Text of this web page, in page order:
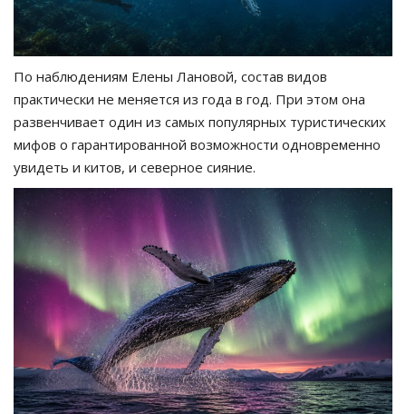
По наблюдениям Елены Лановой, состав видов
практически не меняется из года в год. При этом она
развенчивает один из самых популярных туристических
мифов о гарантированной возможности одновременно
увидеть и китов, и северное сияние.